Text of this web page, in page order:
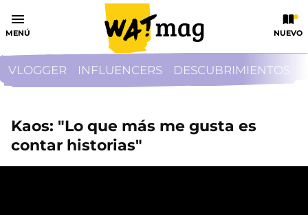
MENÚ NUEVO
VLOGGER INFLUENCERS DESCUBRIMIENTOS
Kaos: "Lo que más me gusta es
contar historias"